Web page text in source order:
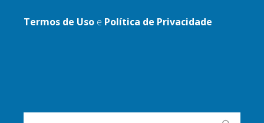
Termos de Uso e Política de Privacidade